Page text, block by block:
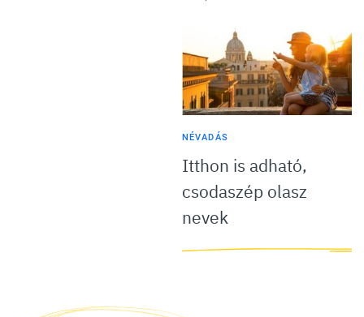
NÉVADÁS
Itthon is adható,
csodaszép olasz
nevek